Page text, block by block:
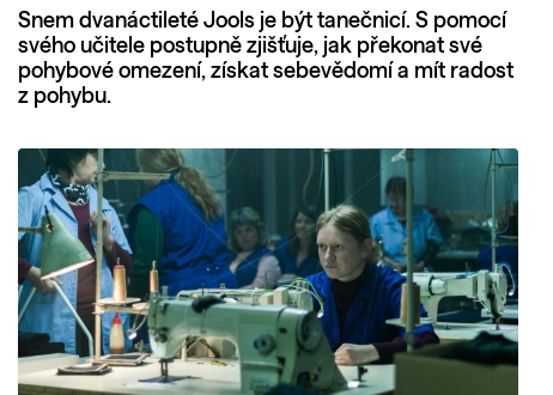
Snem dvanáctileté Jools je být tanečnicí. S pomocí
svého učitele postupně zjišťuje, jak překonat své
pohybové omezení, získat sebevědomí a mít radost
z pohybu.